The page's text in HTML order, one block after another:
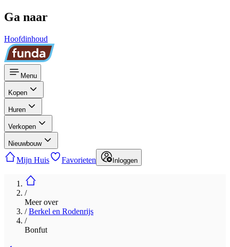
Ga naar
Hoofdinhoud
Menu
Kopen
Huren
Verkopen
Nieuwbouw
Mijn Huis Favorieten Inloggen
/
Meer over
/Berkel en Rodenrijs
/
Bonfut